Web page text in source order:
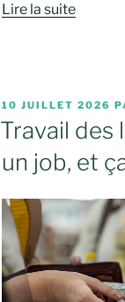
Lire la suite
PUBLIÉ
LE
10 JUILLET 2026
Travail des
un job, et